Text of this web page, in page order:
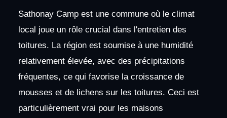
Sathonay Camp est une commune où le climat
local joue un rôle crucial dans l'entretien des
toitures. La région est soumise à une humidité
relativement élevée, avec des précipitations
fréquentes, ce qui favorise la croissance de
mousses et de lichens sur les toitures. Ceci est
particulièrement vrai pour les maisons